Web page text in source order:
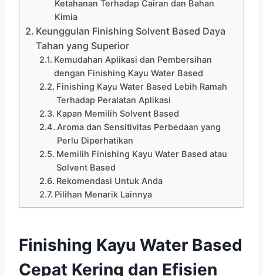
Ketahanan Terhadap Cairan dan Bahan
Kimia
Keunggulan Finishing Solvent Based Daya
Tahan yang Superior
Kemudahan Aplikasi dan Pembersihan
dengan Finishing Kayu Water Based
Finishing Kayu Water Based Lebih Ramah
Terhadap Peralatan Aplikasi
Kapan Memilih Solvent Based
Aroma dan Sensitivitas Perbedaan yang
Perlu Diperhatikan
Memilih Finishing Kayu Water Based atau
Solvent Based
Rekomendasi Untuk Anda
Pilihan Menarik Lainnya
Finishing Kayu Water Based
Cepat Kering dan Efisien